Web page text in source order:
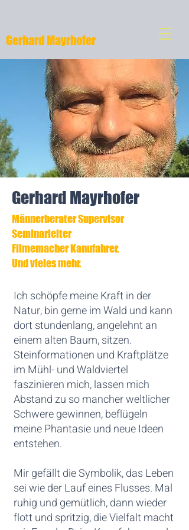
Gerhard Mayrhofer
Gerhard Mayrhofer
Männerberater Supervisor
Seminarleiter
Filmemacher Kanufahrer.
Und vieles mehr.
Ich schöpfe meine Kraft in der
Natur, bin gerne im Wald und kann
dort stundenlang, angelehnt an
einem alten Baum, sitzen.
Steinformationen und Kraftplätze
im Mühl- und Waldviertel
faszinieren mich, lassen mich
Abstand zu so mancher weltlicher
Schwere gewinnen, beflügeln
meine Phantasie und neue Ideen
entstehen.
Mir gefällt die Symbolik, das Leben
sei wie der Lauf eines Flusses. Mal
ruhig und gemütlich, dann wieder
flott und spritzig, die Vielfalt macht